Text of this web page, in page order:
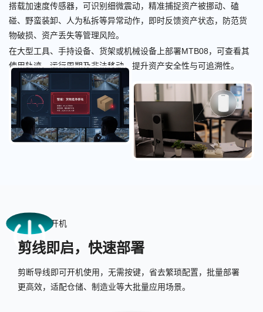
搭载加速度传感器，可识别细微震动，精准捕捉资产被挪动、磕
碰、野蛮装卸、人为私拆等异常动作，即时反馈资产状态，防范货
物破损、资产丢失等管理风险。
在大型工具、手持设备、货架或机械设备上部署MTB08，可查看其
使用轨迹、运行周期及非法移动，提升资产安全性与可追溯性。
开机
剪线即启，快速部署
剪断导线即可开机使用，无需按键，省去繁琐配置，批量部署
更高效，适配仓储、制造业等大批量应用场景。